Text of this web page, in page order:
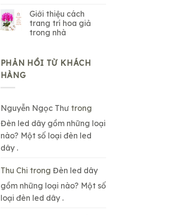
Giới thiệu cách
trang trí hoa giả
trong nhà
PHẢN HỒI TỪ KHÁCH
HÀNG
Nguyễn Ngọc Thưtrong
Đèn led dây gồm những loại
nào? Một số loại đèn led
dây .
Thu Chi trong Đèn led dây
gồm những loại nào? Một số
loại đèn led dây .